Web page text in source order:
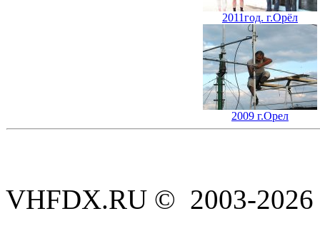
2011год. г.Орёл
2009 г.Орел
VHFDX.RU © 2003-2026